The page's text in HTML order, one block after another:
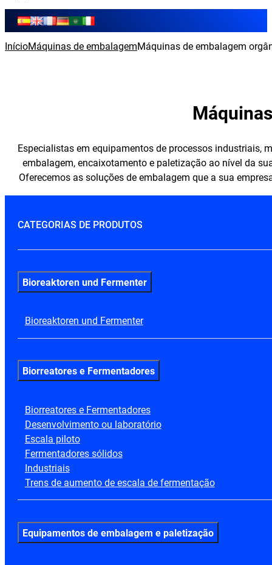
InícioMáquinas de embalagemMáquinas de embalagem
Especialistas em equipamentos de processos industriais,
embalagem, encaixotamento e paletização ao nível da
Oferecemos as soluções de embalagem que a sua
CATEGORIAS DE PRODUTOS
Bioreaktoren und Fermenter
Bioreaktoren und Fermenter
Biorreatores e Fermentadores
Biorreatores e Fermentadores
Desenvolvimento ou laboratório
Escala piloto
Fermentadores sólidos
Industriais
Trens de aumento de escala de fermentação
Equipamentos de embalagem e paletização